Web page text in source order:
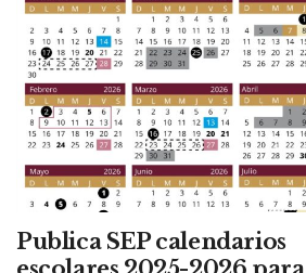
Publica SEP calendarios